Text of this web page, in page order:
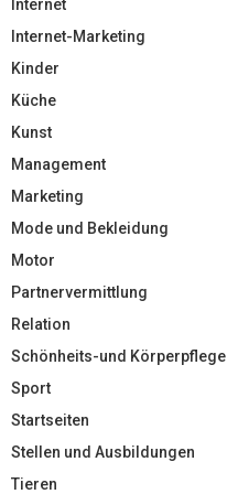
Internet
Internet-Marketing
Kinder
Küche
Kunst
Management
Marketing
Mode und Bekleidung
Motor
Partnervermittlung
Relation
Schönheits-und Körperpflege
Sport
Startseiten
Stellen und Ausbildungen
Tieren